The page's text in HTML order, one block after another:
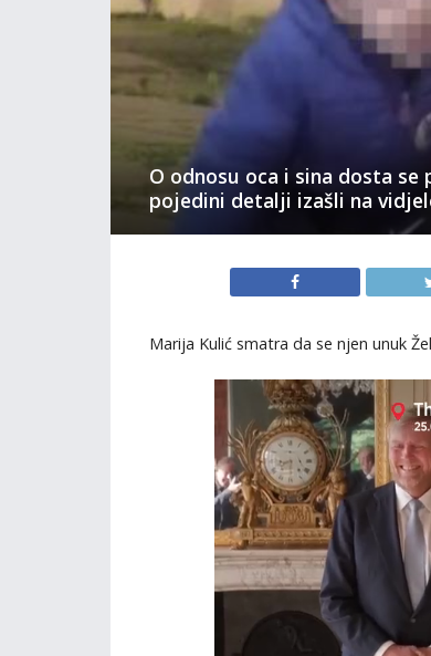
O odnosu oca i sina dosta se
pojedini detalji izašli na
Marija Kulić smatra da se njen unuk